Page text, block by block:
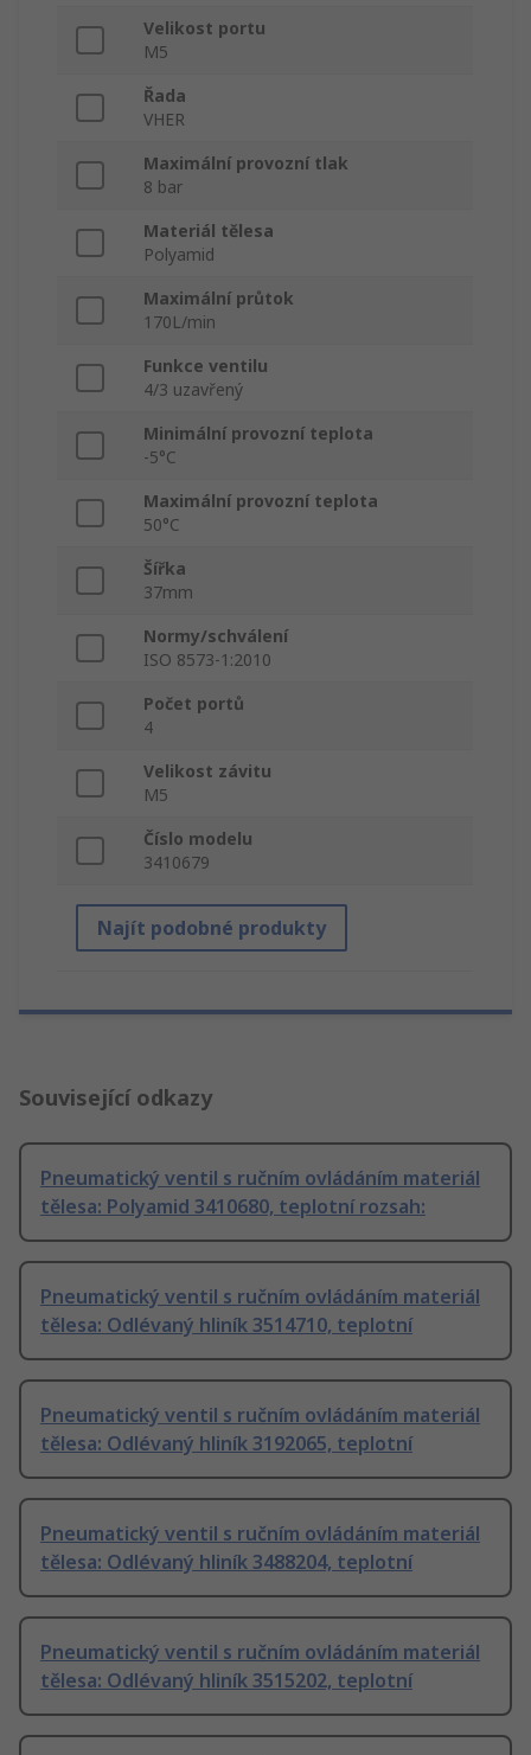
Velikost portu
M5
Řada
VHER
Maximální provozní tlak
8 bar
Materiál tělesa
Polyamid
Maximální průtok
170L/min
Funkce ventilu
4/3 uzavřený
Minimální provozní teplota
-5°C
Maximální provozní teplota
50°C
Šířka
37mm
Normy/schválení
ISO 8573-1:2010
Počet portů
4
Velikost závitu
M5
Číslo modelu
3410679
Najít podobné produkty
Související odkazy
Pneumatický ventil s ručním ovládáním materiál
tělesa: Polyamid 3410680, teplotní rozsah:
Pneumatický ventil s ručním ovládáním materiál
tělesa: Odlévaný hliník 3514710, teplotní
Pneumatický ventil s ručním ovládáním materiál
tělesa: Odlévaný hliník 3192065, teplotní
Pneumatický ventil s ručním ovládáním materiál
tělesa: Odlévaný hliník 3488204, teplotní
Pneumatický ventil s ručním ovládáním materiál
tělesa: Odlévaný hliník 3515202, teplotní